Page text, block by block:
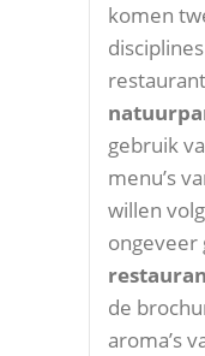
komen
gebruik
menu’s
willen
ongeveer
de
aroma’s